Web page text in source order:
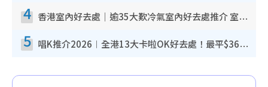
4 香港室內好去處｜逾35大歎冷氣室內好去處推介 室內活動免費避雨無懼落雨
5 唱K推介2026︱全港13大卡啦OK好去處！最平$36起 日文K都有！(附地址+收費詳情)